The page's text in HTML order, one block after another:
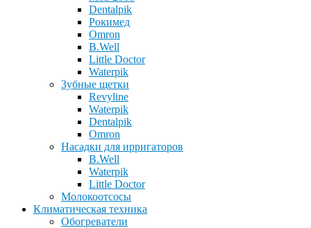
Dentalpik
Рокимед
Omron
B.Well
Little Doctor
Waterpik
Зубные щетки
Revyline
Waterpik
Dentalpik
Omron
Насадки для ирригаторов
B.Well
Waterpik
Little Doctor
Молокоотсосы
Климатическая техника
Обогреватели